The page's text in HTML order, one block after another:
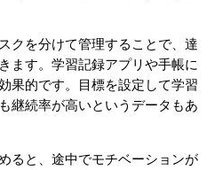
クを分けて管理することで、達
ます。学習記録アプリや手帳に
果的です。目標を設定して学習
継続率が高いというデータもあ
ると、途中でモチベーションが